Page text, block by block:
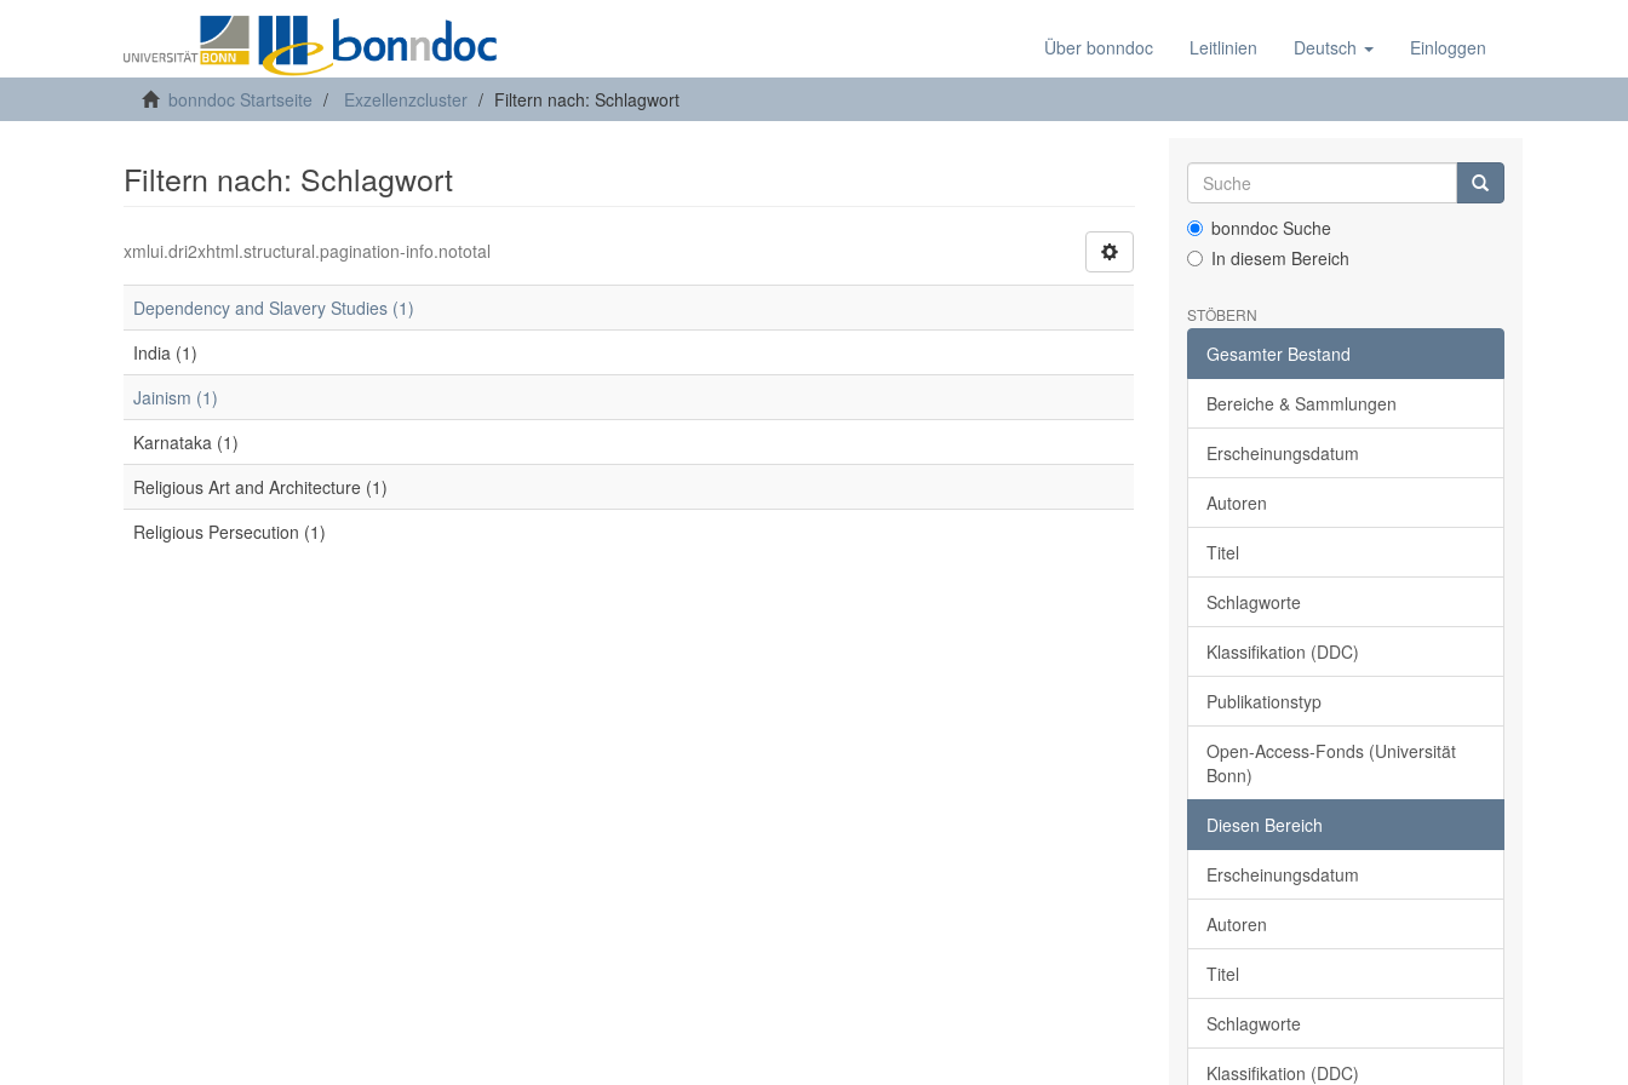
Über bonndoc Leitlinien Deutsch Einloggen
bonndoc Startseite Exzellenzcluster Filtern nach: Schlagwort
Filtern nach: Schlagwort
xmlui.dri2xhtml.structural.pagination-info.nototal
Dependency and Slavery Studies (1)
India (1)
Jainism (1)
Karnataka (1)
Religious Art and Architecture (1)
Religious Persecution (1)
bonndoc Suche
In diesem Bereich
STÖBERN
Gesamter Bestand
Bereiche & Sammlungen
Erscheinungsdatum
Autoren
Titel
Schlagworte
Klassifikation (DDC)
Publikationstyp
Open-Access-Fonds (Universität
Bonn)
Diesen Bereich
Erscheinungsdatum
Autoren
Titel
Schlagworte
Klassifikation (DDC)